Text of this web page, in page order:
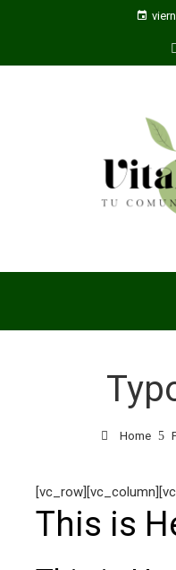
Home
This is